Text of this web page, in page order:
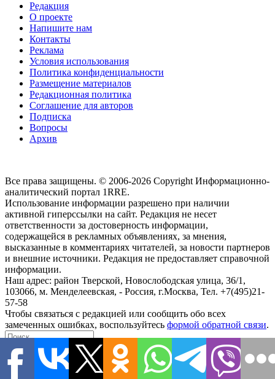
Редакция
О проекте
Напишите нам
Контакты
Реклама
Условия использования
Политика конфиденциальности
Размещение материалов
Редакционная политика
Соглашение для авторов
Подписка
Вопросы
Архив
Все права защищены. © 2006-2026 Copyright Информационно-
аналитический портал 1RRE.
Использование информации разрешено при наличии
активной гиперссылки на сайт. Редакция не несет
ответственности за достоверность информации,
содержащейся в рекламных объявлениях, за мнения,
высказанные в комментариях читателей, за новости партнеров
и внешние источники. Редакция не предоставляет справочной
информации.
Наш адрес: район Тверской, Новослободская улица, 36/1 ,
103066, м. Менделеевская, - Россия, г.Москва, Тел. +7(495)21-
57-58
Чтобы связаться с редакцией или сообщить обо всех
замеченных ошибках, воспользуйтесь формой обратной связи.
search close
Наши информационные каналы